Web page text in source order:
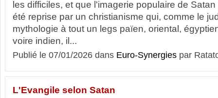
les difficiles, et que l'imagerie populaire de
été reprise par un christianisme qui, comme le
mythologie à tout un legs païen, oriental,
voire indien, il...
Publié le 07/01/2026 dans Euro-Synergies par
L'Evangile selon Satan